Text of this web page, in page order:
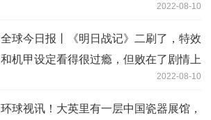
2022-08-10
全球今日报丨《明日战记》二刷了，特效
和机甲设定看得很过瘾，但败在了剧情上
2022-08-10
环球视讯！大英里有一层中国瓷器展馆，